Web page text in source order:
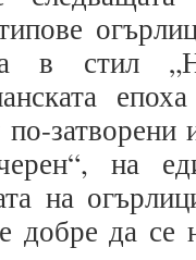
в стил
затворени
на
на
добре да